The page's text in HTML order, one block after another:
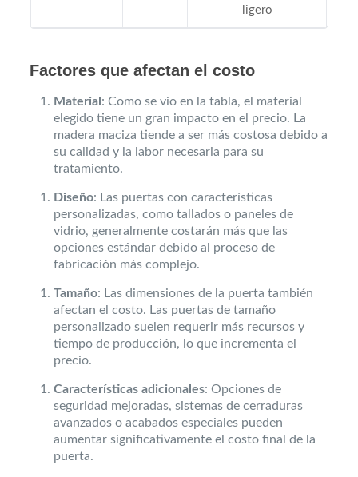
ligero
Factores que afectan el costo
Material: Como se vio en la tabla, el material
elegido tiene un gran impacto en el precio. La
madera maciza tiende a ser más costosa debido a
su calidad y la labor necesaria para su
tratamiento.
Diseño: Las puertas con características
personalizadas, como tallados o paneles de
vidrio, generalmente costarán más que las
opciones estándar debido al proceso de
fabricación más complejo.
Tamaño: Las dimensiones de la puerta también
afectan el costo. Las puertas de tamaño
personalizado suelen requerir más recursos y
tiempo de producción, lo que incrementa el
precio.
Características adicionales: Opciones de
seguridad mejoradas, sistemas de cerraduras
avanzados o acabados especiales pueden
aumentar significativamente el costo final de la
puerta.